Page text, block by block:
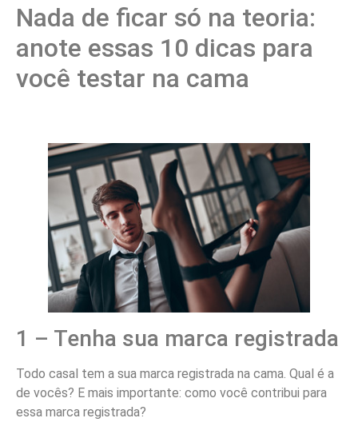
Nada de ficar só na teoria:
anote essas 10 dicas para
você testar na cama
1 – Tenha sua marca registrada
Todo casal tem a sua marca registrada na cama. Qual é a
de vocês? E mais importante: como você contribui para
essa marca registrada?